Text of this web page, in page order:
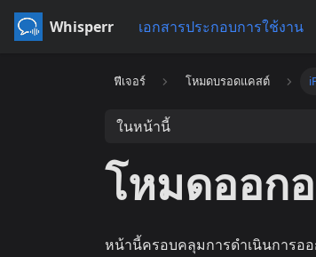
Whisperr เอกสารประกอบการใช้งาน
ฟีเจอร์ โหมดบรอดแคสต์
ในหน้านี้
โหมดออก
หน้านี้ครอบคลุมการดำเนินการอ